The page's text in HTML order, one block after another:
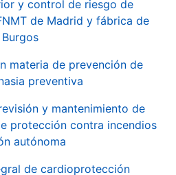
y control de riesgo de
de Madrid y fábrica de
materia de prevención de
preventiva
y mantenimiento de
protección contra incendios
autónoma
de cardioprotección